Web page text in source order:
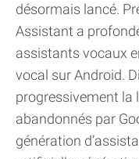
désormais lancé.
Assistant a
assistants vocaux
vocal sur Android.
progressivement la
abandonnés par
génération